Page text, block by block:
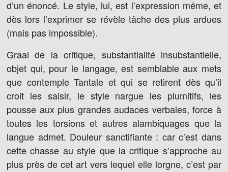
d’un énoncé. Le style, lui, est l’expression même, et
dès lors l’exprimer se révèle tâche des plus ardues
(mais pas impossible).
Graal de la critique, substantialité insubstantielle,
objet qui, pour le langage, est semblable aux mets
que contemple Tantale et qui se retirent dès qu’il
croit les saisir, le style nargue les plumitifs, les
pousse aux plus grandes audaces verbales, force à
toutes les torsions et autres alambiquages que la
langue admet. Douleur sanctifiante : car c’est dans
cette chasse au style que la critique s’approche au
plus près de cet art vers lequel elle lorgne, c’est par